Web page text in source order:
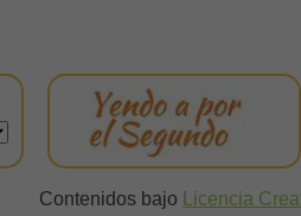
Contenidos bajo Licencia